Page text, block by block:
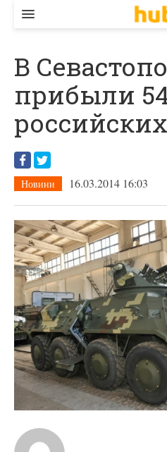
ЕКОНОМІКА
БІЗНЕС
СТАРТЕР
КОНТАКТИ
В
прибыли
Новини 16.03.2014 16:03